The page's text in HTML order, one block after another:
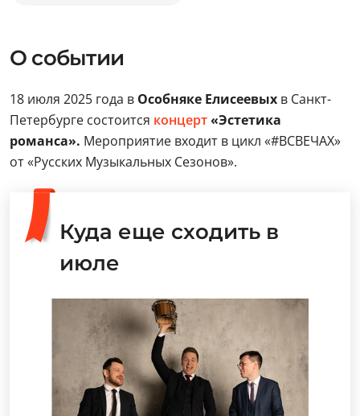
О событии
18 июля 2025 года в Особняке Елисеевых в Санкт-
Петербурге состоится концерт«Эстетика
романса». Мероприятие входит в цикл «#ВСВЕЧАХ»
от «Русских Музыкальных Сезонов».
Куда еще сходить в
июле